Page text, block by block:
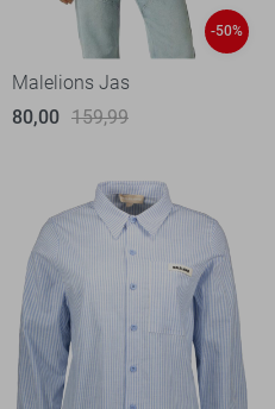
-50%
Malelions Jas
80,00 159,99